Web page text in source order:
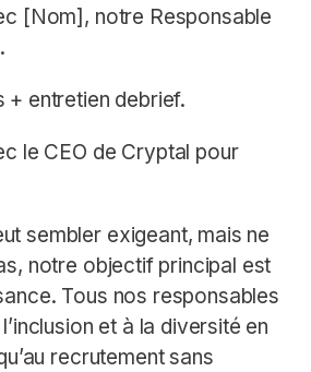
[Nom], notre Responsable
+ entretien debrief.
le CEO de Cryptal pour
sembler exigeant, mais ne
notre objectif principal est
Tous nos responsables
et à la diversité en
recrutement sans